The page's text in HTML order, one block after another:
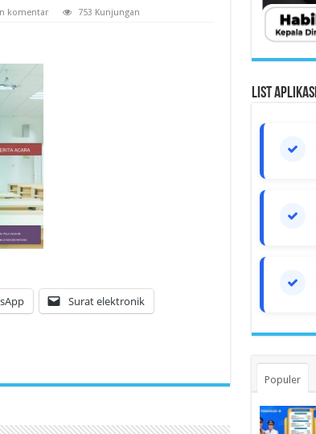
komentar 753 Kunjungan
Surat elektronik
List Aplikasi
Populer